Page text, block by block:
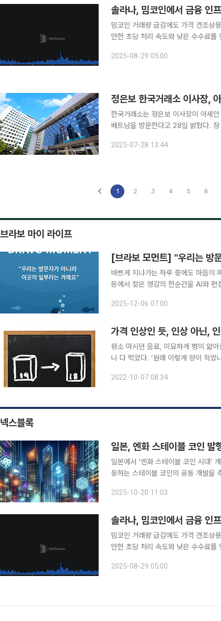
솔라나, 밈코인에서 금융 인
밈코인 거래량 급감에도 가격 견조상용 결제 사
만한 초당 처리 속도와 낮은 수수료
게 끌어올렸다. 또한, 자산운용사와
2025-08-29 05:00
한국거래소는 정은보 이사장이 아세
베트남을 방문한다고 28일 밝혔다.
IT 기술을 접목해 호찌민 증권거래소
2025-07-28 13:44
1 2 3 4 5 6
브라보 마이 라이프
[브라보 모먼트] "우리는 방
바쁘게 지나가는 하루 중에도 마음이
등에서 찾은 영감의 한순간을 AI와 편집국 기자가 전합니다.
오게 됩니다. 20년 가까이 전 세계를
2025-12-06 07:00
가격 인상인 듯, 인상 아닌,
평소 마시던 음료, 미묘하게 병이 얇
니 다 먹었다. ‘원래 이렇게 양이 적
뜻의 ‘슈링크’(Shrink)와 ‘전반적·
2022-10-07 08:34
넥스블록
일본, 엔화 스테이블 코인 발
일본에서 ‘엔화 스테이블 코인 시대’
동하는 스테이블 코인의 공동 개발을 추진하고 있다. 19일 니혼게이자
를 이어가고 있다. 실제 발행되면 일
2025-10-20 11:03
솔라나, 밈코인에서 금융 인
밈코인 거래량 급감에도 가격 견조상용 결제 사
만한 초당 처리 속도와 낮은 수수료
게 끌어올렸다. 또한, 자산운용사와
2025-08-29 05:00